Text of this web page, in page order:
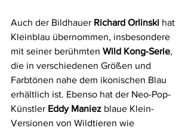
Auch der Bildhauer Richard Orlinski hat
Kleinblau übernommen, insbesondere
mit seiner berühmten Wild Kong-Serie,
die in verschiedenen Größen und
Farbtönen nahe dem ikonischen Blau
erhältlich ist. Ebenso hat der Neo-Pop-
Künstler Eddy Maniez blaue Klein-
Versionen von Wildtieren wie